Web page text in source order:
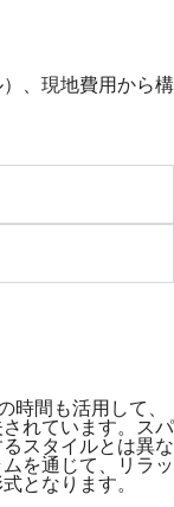
、現地費用から構
時間も活用して、
れています。スパ
スタイルとは異な
を通じて、リラッ
となります。